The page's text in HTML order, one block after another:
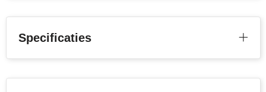
Vinga
Waterman
Specificaties